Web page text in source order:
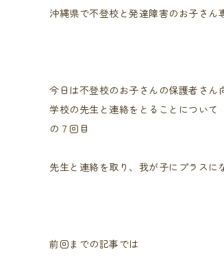
沖縄県で不登校と発達障害のお子さん
今日は不登校のお子さんの保護者さん
学校の先生と連絡をとることについて
の７回目
先生と連絡を取り、我が子にプラスに
前回までの記事では